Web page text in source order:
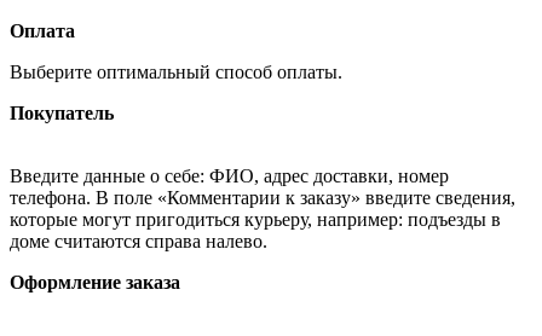
Оплата
Выберите оптимальный способ оплаты.
Покупатель
Введите данные о себе: ФИО, адрес доставки, номер
телефона. В поле «Комментарии к заказу» введите сведения,
которые могут пригодиться курьеру, например: подъезды в
доме считаются справа налево.
Оформление заказа